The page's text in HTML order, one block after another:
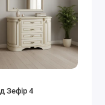
Зефір 4